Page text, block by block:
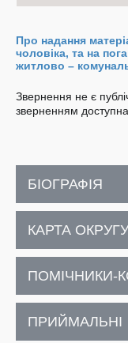
Про надання
чоловіка, та на
житлово –
Звернення не є
зверненням доступна
БІОГРАФІЯ
КАРТА
ПОМІЧНИКИ-
ПРИЙМАЛЬНІ